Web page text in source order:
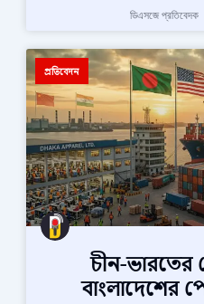
ডিএসজে প্রতিবেদক
প্রতিবেদন
চীন-ভারতের
বাংলাদেশের